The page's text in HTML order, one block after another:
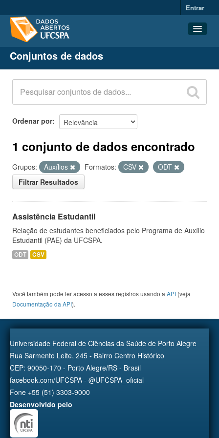
Entrar
Conjuntos de dados
Organizações
Grupos
Sobre
Conjuntos de dados
Ordenar por
1 conjunto de dados encontrado
Grupos: Auxílios Formatos: CSV
ODT
Filtrar Resultados
Assistência Estudantil
Relação de estudantes beneficiados pelo Programa de Auxílio
Estudantil (PAE) da UFCSPA.
ODT CSV
Você também pode ter acesso a esses registros usando a API (veja
Documentação da API).
Universidade Federal de Ciências da Saúde de Porto Alegre
Rua Sarmento Leite, 245 - Bairro Centro Histórico
CEP: 90050-170 - Porto Alegre/RS - Brasil
facebook.com/UFCSPA - @UFCSPA_oficial
Fone +55 (51) 3303-9000
Desenvolvido pelo